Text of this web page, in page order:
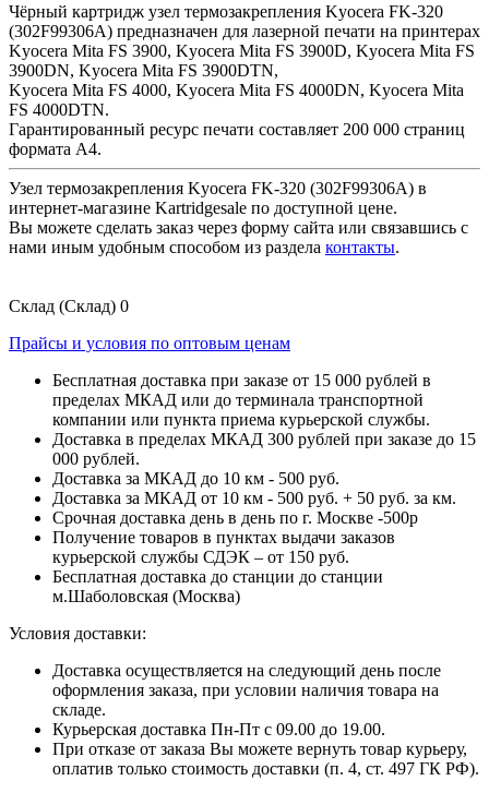
Чёрный картридж узел термозакрепления Kyocera FK-320
(302F99306A) предназначен для лазерной печати на принтерах
Kyocera Mita FS 3900, Kyocera Mita FS 3900D, Kyocera Mita FS
3900DN, Kyocera Mita FS 3900DTN,
Kyocera Mita FS 4000, Kyocera Mita FS 4000DN, Kyocera Mita
FS 4000DTN.
Гарантированный ресурс печати составляет 200 000 страниц
формата А4.
Узел термозакрепления Kyocera FK-320 (302F99306A) в
интернет-магазине Kartridgesale по доступной цене.
Вы можете сделать заказ через форму сайта или связавшись с
нами иным удобным способом из раздела контакты.
Склад (Склад) 0
Прайсы и условия по оптовым ценам
Бесплатная доставка при заказе от 15 000 рублей в
пределах МКАД или до терминала транспортной
компании или пункта приема курьерской службы.
Доставка в пределах МКАД 300 рублей при заказе до 15
000 рублей.
Доставка за МКАД до 10 км - 500 руб.
Доставка за МКАД от 10 км - 500 руб. + 50 руб. за км.
Срочная доставка день в день по г. Москве -500р
Получение товаров в пунктах выдачи заказов
курьерской службы СДЭК – от 150 руб.
Бесплатная доставка до станции до станции
м.Шаболовская (Москва)
Условия доставки:
Доставка осуществляется на следующий день после
оформления заказа, при условии наличия товара на
складе.
Курьерская доставка Пн-Пт с 09.00 до 19.00.
При отказе от заказа Вы можете вернуть товар курьеру,
оплатив только стоимость доставки (п. 4, ст. 497 ГК РФ).